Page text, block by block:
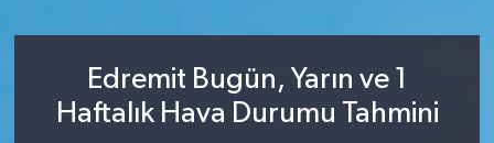
Edremit Bugün, Yarın ve 1
Haftalık Hava Durumu Tahmini